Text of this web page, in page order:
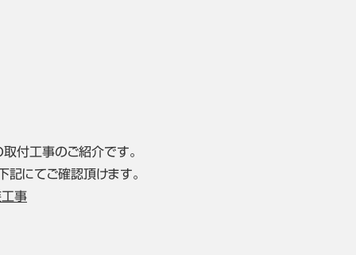
付工事のご紹介です。
にてご確認頂けます。
事